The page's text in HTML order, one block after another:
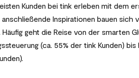
Kunden bei tink erleben mit dem
Inspirationen bauen sich
geht die Reise von der smarten
(ca. 55% der tink Kunden) bis